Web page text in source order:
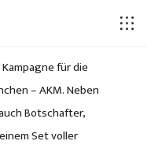
für die
– AKM. Neben
Botschafter,
Set voller